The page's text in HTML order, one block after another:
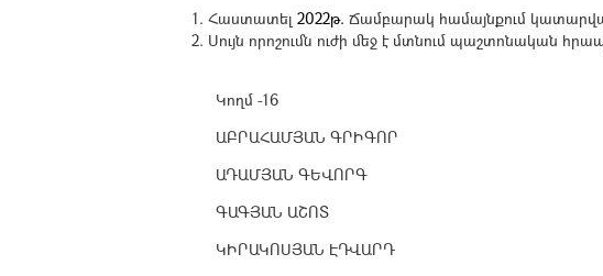
Հաստատել 2022թ. Ճամբարակ համայնքում
Սույն որոշումն ուժի մեջ է մտնում պաշտոնական
Կողմ -16
ԱԲՐԱՀԱՄՅԱՆ ԳՐԻԳՈՐ
ԱԴԱՄՅԱՆ ԳԵՎՈՐԳ
ԳԱԳՅԱՆ ԱՇՈՏ
ԿԻՐԱԿՈՍՅԱՆ ԷԴՎԱՐԴ